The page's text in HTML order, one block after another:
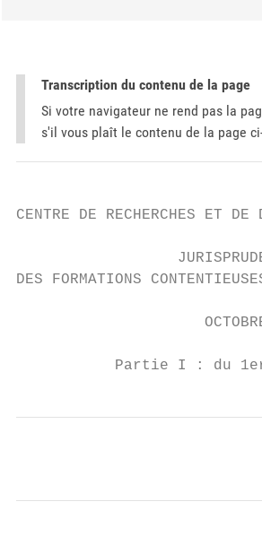
Transcription du contenu de la page
Si votre navigateur ne rend pas la
s'il vous plaît le contenu de la page
CENTRE DE RECHERCHES ET
DES FORMATIONS
Partie I : du